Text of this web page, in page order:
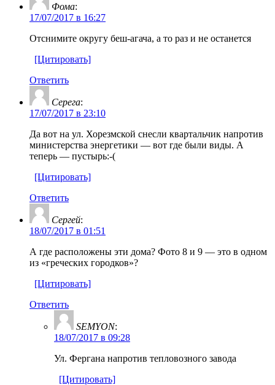
Фома:
17/07/2017 в 16:27
Отснимите округу беш-агача, а то раз и не останется
[Цитировать]
Ответить
Серега:
17/07/2017 в 23:10
Да вот на ул. Хорезмской снесли квартальчик напротив
министерства энергетики — вот где были виды. А
теперь — пустырь:-(
[Цитировать]
Ответить
Сергей:
18/07/2017 в 01:51
А где расположены эти дома? Фото 8 и 9 — это в одном
из «греческих городков»?
[Цитировать]
Ответить
SEMYON:
18/07/2017 в 09:28
Ул. Фергана напротив тепловозного завода
[Цитировать]